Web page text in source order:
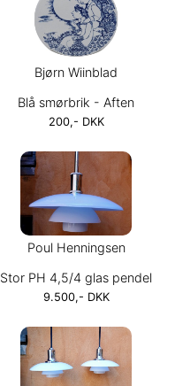
Bjørn Wiinblad
Blå smørbrik - Aften
200,- DKK
Poul Henningsen
Stor PH 4,5/4 glas pendel
9.500,- DKK